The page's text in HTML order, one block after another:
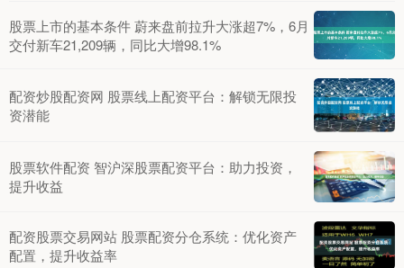
股票上市的基本条件 蔚来盘前拉升大涨超7%，6月
交付新车21,209辆，同比大增98.1%
配资炒股配资网 股票线上配资平台：解锁无限投
资潜能
股票软件配资 智沪深股票配资平台：助力投资，
提升收益
配资股票交易网站 股票配资分仓系统：优化资产
配置，提升收益率